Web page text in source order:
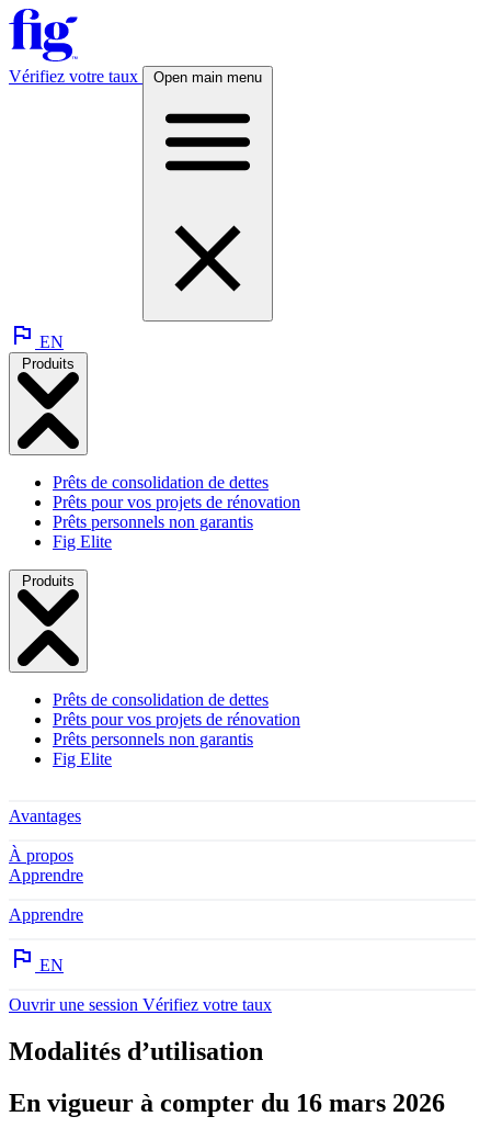
Vérifiez votre taux Open main menu
EN
Prêts de consolidation de dettes
Prêts pour vos projets de rénovation
Prêts personnels non garantis
Fig Elite
Prêts de consolidation de dettes
Prêts pour vos projets de rénovation
Prêts personnels non garantis
Fig Elite
Avantages
À propos
Apprendre
Apprendre
EN
Ouvrir une session Vérifiez votre taux
Modalités d’utilisation
En vigueur à compter du 16 mars 2026